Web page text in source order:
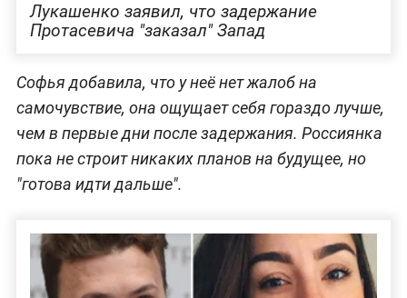
Лукашенко заявил, что задержание
Протасевича "заказал" Запад
Софья добавила, что у неё нет жалоб на
самочувствие, она ощущает себя гораздо лучше,
чем в первые дни после задержания. Россиянка
пока не строит никаких планов на будущее, но
"готова идти дальше".